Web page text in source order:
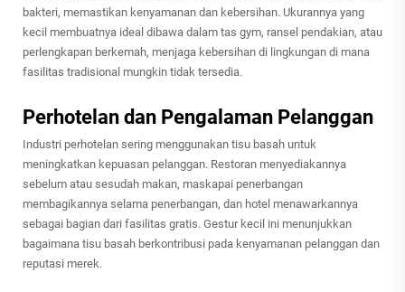
bakteri, memastikan kenyamanan dan kebersihan. Ukurannya yang
kecil membuatnya ideal dibawa dalam tas gym, ransel pendakian, atau
perlengkapan berkemah, menjaga kebersihan di lingkungan di mana
fasilitas tradisional mungkin tidak tersedia.
Perhotelan dan Pengalaman Pelanggan
Industri perhotelan sering menggunakan tisu basah untuk
meningkatkan kepuasan pelanggan. Restoran menyediakannya
sebelum atau sesudah makan, maskapai penerbangan
membagikannya selama penerbangan, dan hotel menawarkannya
sebagai bagian dari fasilitas gratis. Gestur kecil ini menunjukkan
bagaimana tisu basah berkontribusi pada kenyamanan pelanggan dan
reputasi merek.